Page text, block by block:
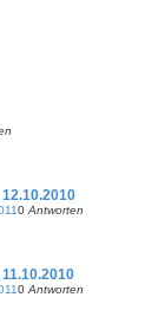
0 Antworten
0 Antworten